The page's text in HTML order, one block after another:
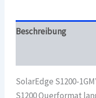
Beschreibung
SolarEdge S1200-
S1200 Querformat